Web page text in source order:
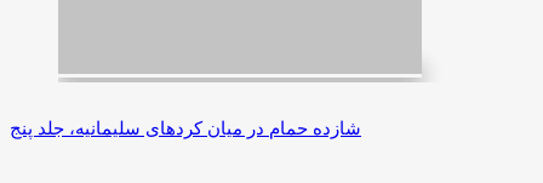
شازده حمام در میان کردهای سلیمانیه، جلد پنج